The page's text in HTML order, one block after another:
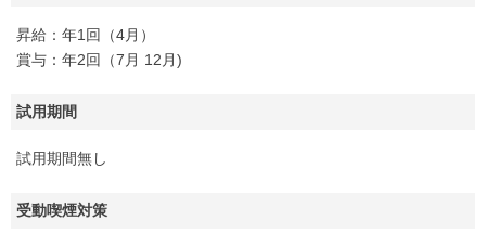
昇給：年1回（4月）
賞与：年2回（7月 12月)
試用期間
試用期間無し
受動喫煙対策